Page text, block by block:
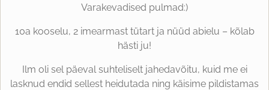
Varakevadised pulmad:)
10a kooselu, 2 imearmast tütart ja nüüd abielu – kõlab
hästi ju!
Ilm oli sel päeval suhteliselt jahedavõitu, kuid me ei
lasknud endid sellest heidutada ning käisime pildistamas